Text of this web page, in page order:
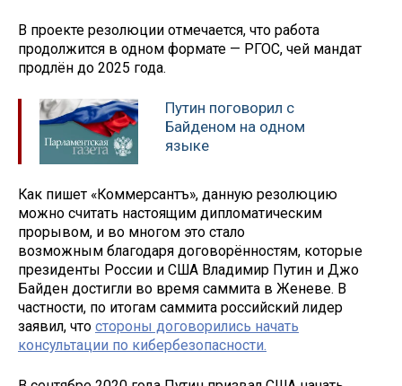
В проекте резолюции отмечается, что работа
продолжится в одном формате — РГОС, чей мандат
продлён до 2025 года.
Путин поговорил с
Байденом на одном
языке
Как пишет «Коммерсантъ», данную резолюцию
можно считать настоящим дипломатическим
прорывом, и во многом это стало
возможным благодаря договорённостям, которые
президенты России и США Владимир Путин и Джо
Байден достигли во время саммита в Женеве. В
частности, по итогам саммита российский лидер
заявил, что стороны договорились начать
консультации по кибербезопасности.